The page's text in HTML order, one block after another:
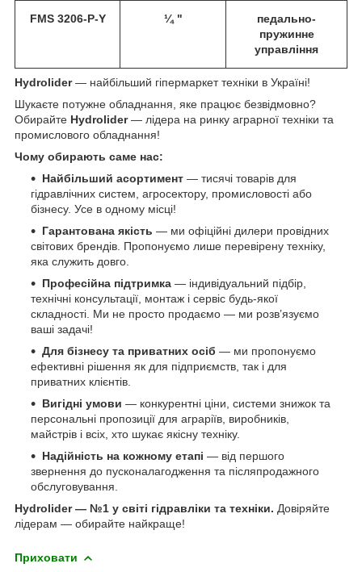
FMS 3206-P-Y ¼ "
педально-
пружинне
управління
Hydrolider— найбільший гіпермаркет техніки в Україні!
Шукаєте потужне обладнання, яке працює безвідмовно?
Обирайте Hydrolider— лідера на ринку аграрної техніки та
промислового обладнання!
Чому обирають саме нас:
Найбільший асортимент — тисячі товарів для
гідравлічних систем, агросектору, промисловості або
бізнесу. Усе в одному місці!
Гарантована якість — ми офіційні дилери провідних
світових брендів. Пропонуємо лише перевірену техніку,
яка служить довго.
Професійна підтримка — індивідуальний підбір,
технічні консультації, монтаж і сервіс будь-якої
складності. Ми не просто продаємо — ми розв’язуємо
ваші задачі!
Для бізнесу та приватних осіб — ми пропонуємо
ефективні рішення як для підприємств, так і для
приватних клієнтів.
Вигідні умови — конкурентні ціни, системи знижок та
персональні пропозиції для аграріїв, виробників,
майстрів і всіх, хто шукає якісну техніку.
Надійність на кожному етапі — від першого
звернення до пусконалагодження та післяпродажного
обслуговування.
Hydrolider — №1 у світі гідравліки та техніки. Довіряйте
лідерам — обирайте найкраще!
Приховати